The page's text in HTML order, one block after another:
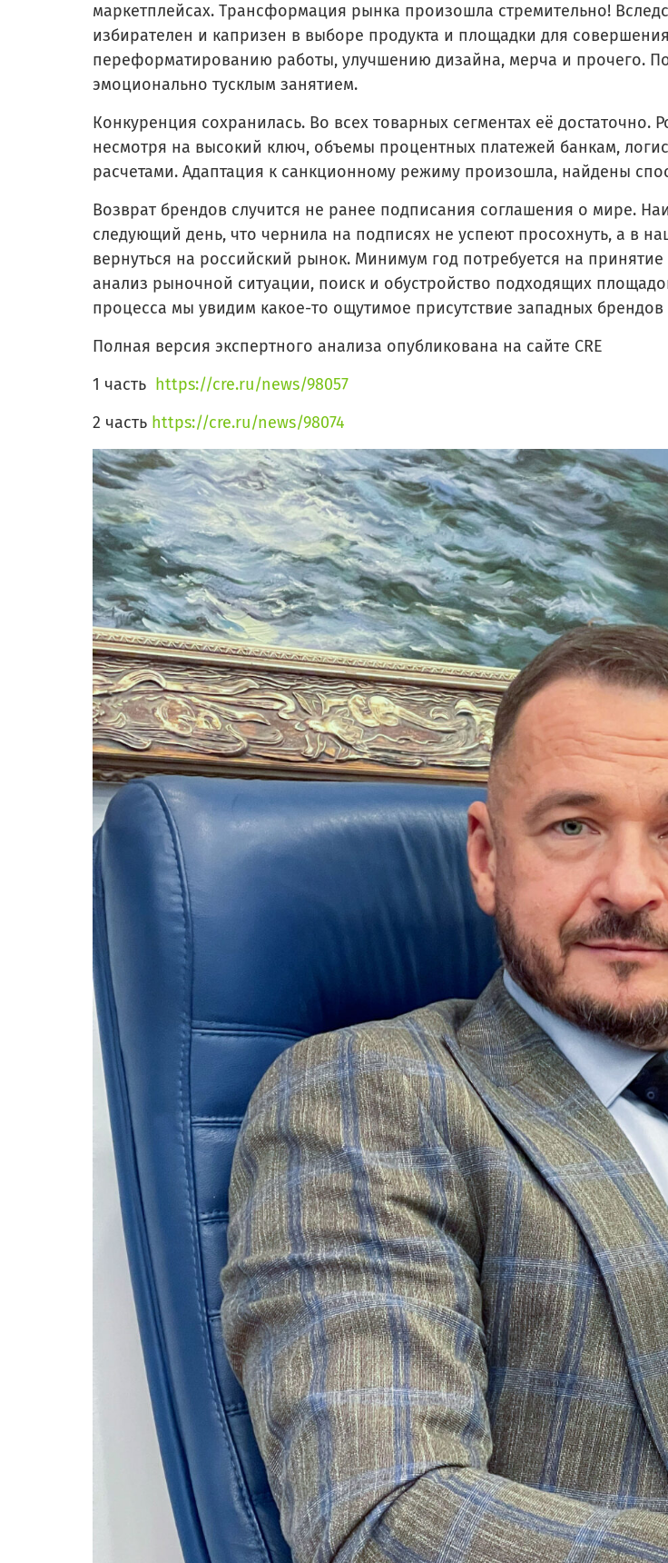
маркетплейсах. Трансформация рынка произошла стремительно!
избирателен и капризен в выборе продукта и площадки для
переформатированию работы, улучшению дизайна, мерча и прочего.
эмоционально тусклым занятием.
Конкуренция сохранилась. Во всех товарных сегментах её достаточно.
несмотря на высокий ключ, объемы процентных платежей банкам,
расчетами. Адаптация к санкционному режиму произошла, найдены
Возврат брендов случится не ранее подписания соглашения о мире.
следующий день, что чернила на подписях не успеют просохнуть, а в
вернуться на российский рынок. Минимум год потребуется на
анализ рыночной ситуации, поиск и обустройство подходящих
процесса мы увидим какое-то ощутимое присутствие западных
Полная версия экспертного анализа опубликована на сайте CRE
1 часть https://cre.ru/news/98057
2 часть https://cre.ru/news/98074